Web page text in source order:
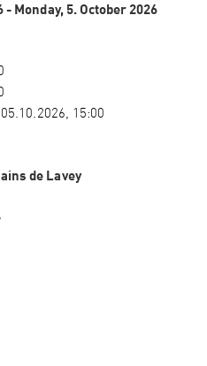
- Monday, 5. October 2026
15:00
de Lavey